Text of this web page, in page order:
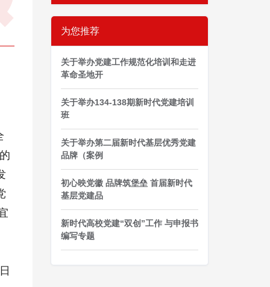
为您推荐
关于举办党建工作规范化培训和走进
革命圣地开
关于举办134-138期新时代党建培训
班
关于举办第二届新时代基层优秀党建
品牌（案例
初心映党徽 品牌筑堡垒 首届新时代
基层党建品
新时代高校党建“双创”工作 与申报书
编写专题